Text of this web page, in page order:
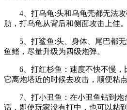
4、打乌龟:头和乌龟壳都无法攻
肋，打乌龟从背后和侧面攻击上佳。
5、打鲨鱼:头、身体、尾巴都无
鱼鳍，尽量升级为四级炮弹。
6、打红杉鱼：速度不快不慢，
它离炮塔近的时候去攻击，顺便粘点
7、打小丑鱼：在小丑鱼钻到炮
话，即使玩家没有打中，也可以粘到